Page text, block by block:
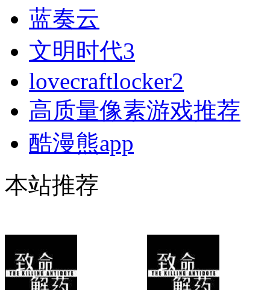
蓝奏云
文明时代3
lovecraftlocker2
高质量像素游戏推荐
酷漫熊app
本站推荐